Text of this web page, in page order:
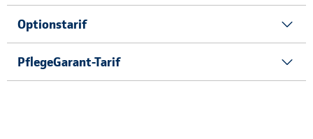
Optionstarif
PflegeGarant-Tarif